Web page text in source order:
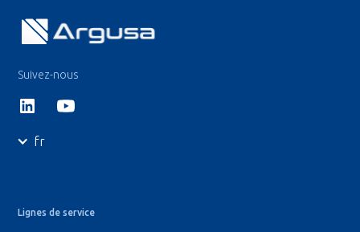
Suivez-nous
fr
Lignes de service